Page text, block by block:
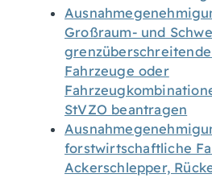
Großraum- und
Fahrzeuge oder
StVZO beantragen
forstwirtschaftliche
Ackerschlepper,